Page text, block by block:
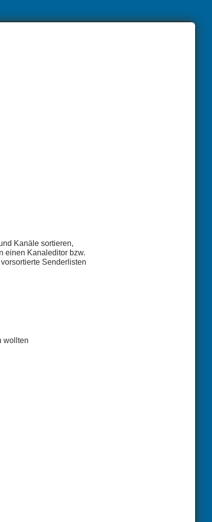
Kanäle sortieren,
einen Kanaleditor bzw.
Senderlisten
wollten